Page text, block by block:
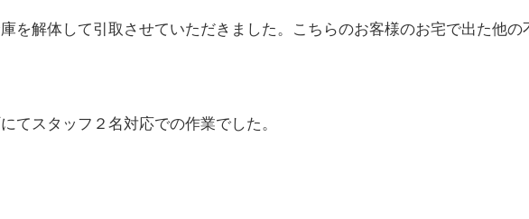
を解体して引取させていただきました。こちらのお客様のお宅で出た他
てスタッフ２名対応での作業でした。